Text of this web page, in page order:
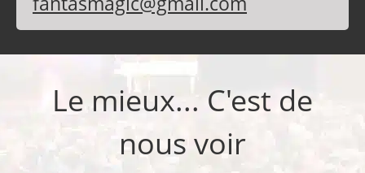
Le mieux... C'est de
nous voir